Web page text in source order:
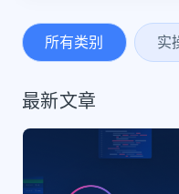
所有类别 实
最新文章